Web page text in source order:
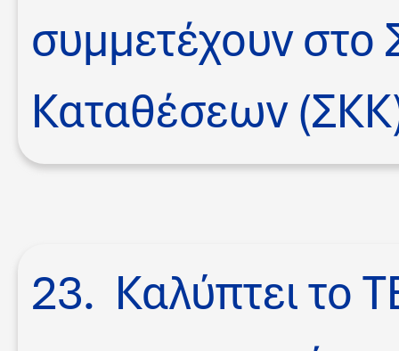
συμμετέχουν στο
Καταθέσεων
23. Καλύπτει το